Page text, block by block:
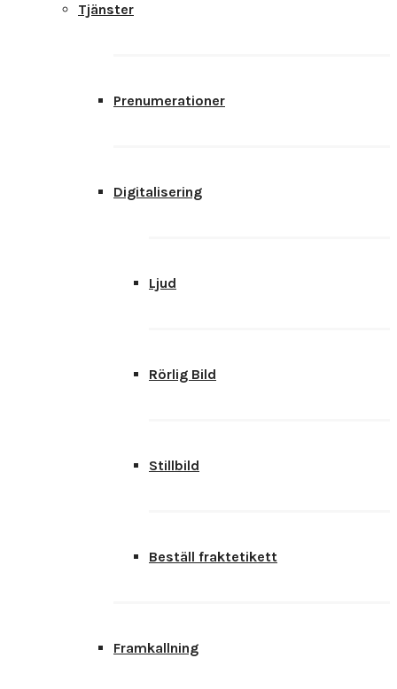
Tjänster
Prenumerationer
Digitalisering
Ljud
Rörlig Bild
Stillbild
Beställ fraktetikett
Framkallning